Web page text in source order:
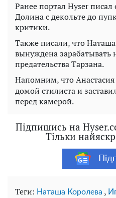
Ранее портал Hyser
Долина с декольте до
критики.
Также писали, что
вынуждена зарабатывать
предательства Тарзана.
Напомним, что
домой стилиста и
перед камерой.
Підпишись на
Тільки
Теги: Наташа Королева ,